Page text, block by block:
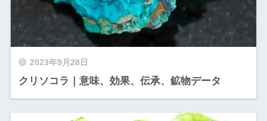
2023年9月28日
クリソコラ｜意味、効果、伝承、鉱物データ